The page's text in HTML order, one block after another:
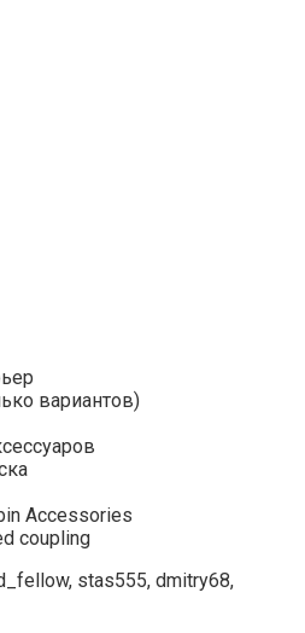
вариантов)
Accessories
coupling
stas555, dmitry68,